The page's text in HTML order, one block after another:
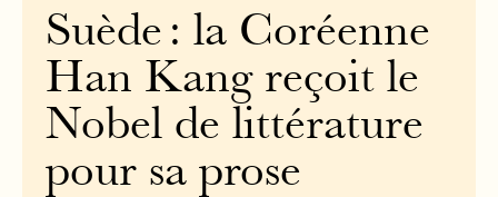
Suède : la Coréenne
Han Kang reçoit le
Nobel de littérature
pour sa prose